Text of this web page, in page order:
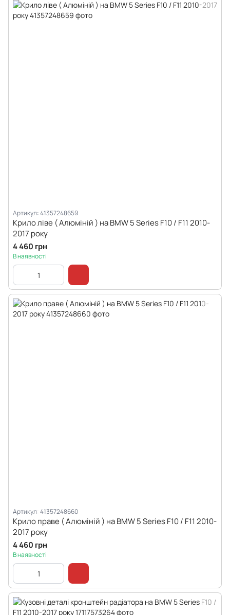
Артикул: 41357248659
Крило ліве ( Алюміній ) на BMW 5 Series F10 / F11 2010-
2017 року
4 460 грн
В наявності
Артикул: 41357248660
Крило праве ( Алюміній ) на BMW 5 Series F10 / F11 2010-
2017 року
4 460 грн
В наявності